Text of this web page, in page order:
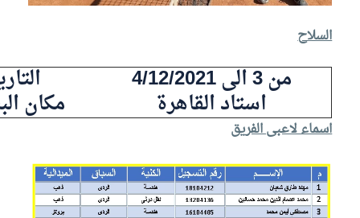
السلاح
من 3 الى 4/12/2021
استاد القاهرة مكان
اسماء لاعبى الفريق